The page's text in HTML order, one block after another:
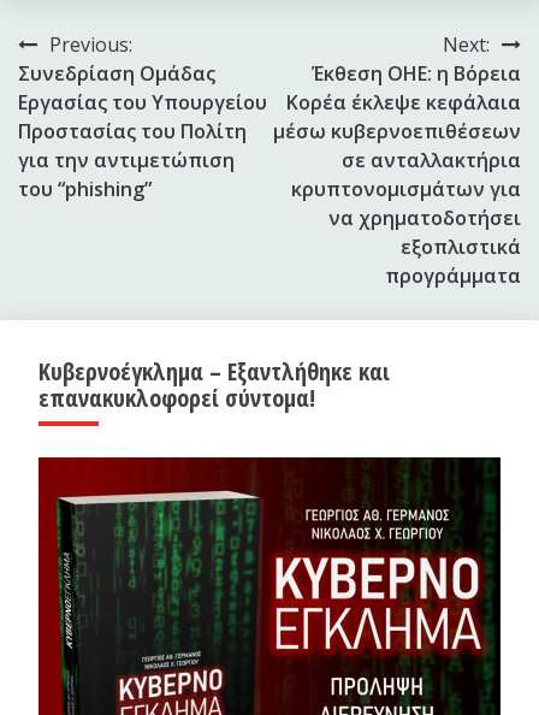
Πλοήγηση
άρθρων
Previous:
Συνεδρίαση Ομάδας
Εργασίας του Υπουργείου
Προστασίας του Πολίτη
για την αντιμετώπιση
του “phishing”
Next:
Έκθεση ΟΗΕ: η Βόρεια
Κορέα έκλεψε κεφάλαια
μέσω κυβερνοεπιθέσεων
σε ανταλλακτήρια
κρυπτονομισμάτων για
να χρηματοδοτήσει
εξοπλιστικά
προγράμματα
Κυβερνοέγκλημα – Εξαντλήθηκε και
επανακυκλοφορεί σύντομα!